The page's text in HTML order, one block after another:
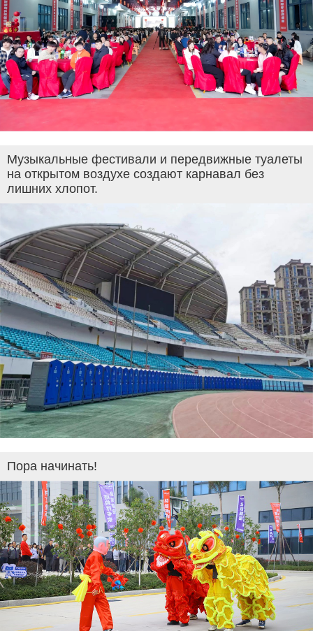
Музыкальные фестивали и передвижные туалеты
на открытом воздухе создают карнавал без
лишних хлопот.
Пора начинать!